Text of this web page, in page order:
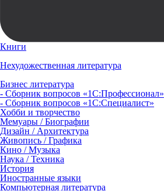
Книги
Нехудожественная литература
Бизнес литература
- Сборник вопросов «1С:Профессионал»
- Сборник вопросов «1С:Специалист»
Хобби и творчество
Мемуары / Биографии
Дизайн / Архитектура
Живопись / Графика
Кино / Музыка
Наука / Техника
История
Иностранные языки
Компьютерная литература